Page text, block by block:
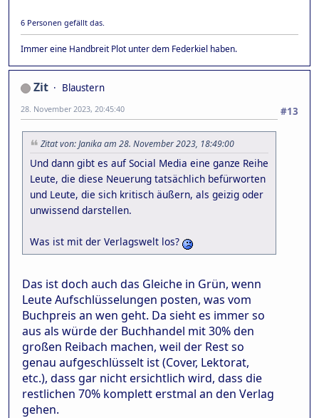
6 Personen gefällt das.
Immer eine Handbreit Plot unter dem Federkiel haben.
Zit
Blaustern
#13
28. November 2023, 20:45:40
Zitat von: Janika am 28. November 2023, 18:49:00
Und dann gibt es auf Social Media eine ganze Reihe
Leute, die diese Neuerung tatsächlich befürworten
und Leute, die sich kritisch äußern, als geizig oder
unwissend darstellen.
Was ist mit der Verlagswelt los?
Das ist doch auch das Gleiche in Grün, wenn
Leute Aufschlüsselungen posten, was vom
Buchpreis an wen geht. Da sieht es immer so
aus als würde der Buchhandel mit 30% den
großen Reibach machen, weil der Rest so
genau aufgeschlüsselt ist (Cover, Lektorat,
etc.), dass gar nicht ersichtlich wird, dass die
restlichen 70% komplett erstmal an den Verlag
gehen.